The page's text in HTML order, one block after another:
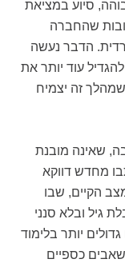
סיוע במציאת
שהחברה
הדבר נעשה
עוד יותר את
זה יצמיח
שאינה מובנת
מחדש דווקא
הקיים, שבו
גיל ובלא סנני
יותר בלימוד
כספיים